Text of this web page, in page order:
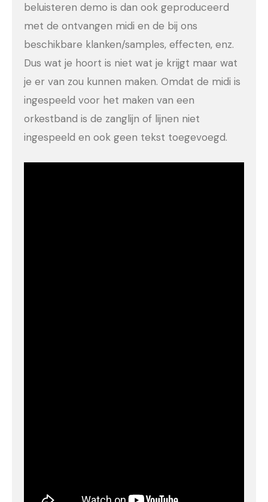
beluisteren demo is dan ook geproduceerd
met de ontvangen midi en de bij ons
beschikbare klanken/samples, effecten, enz.
Dus wat je hoort is niet wat je krijgt maar wat
je er van zou kunnen maken. Omdat de midi is
ingespeeld voor het maken van een
orkestband is de zanglijn of lijnen niet
ingespeeld en ook geen tekst toegevoegd.